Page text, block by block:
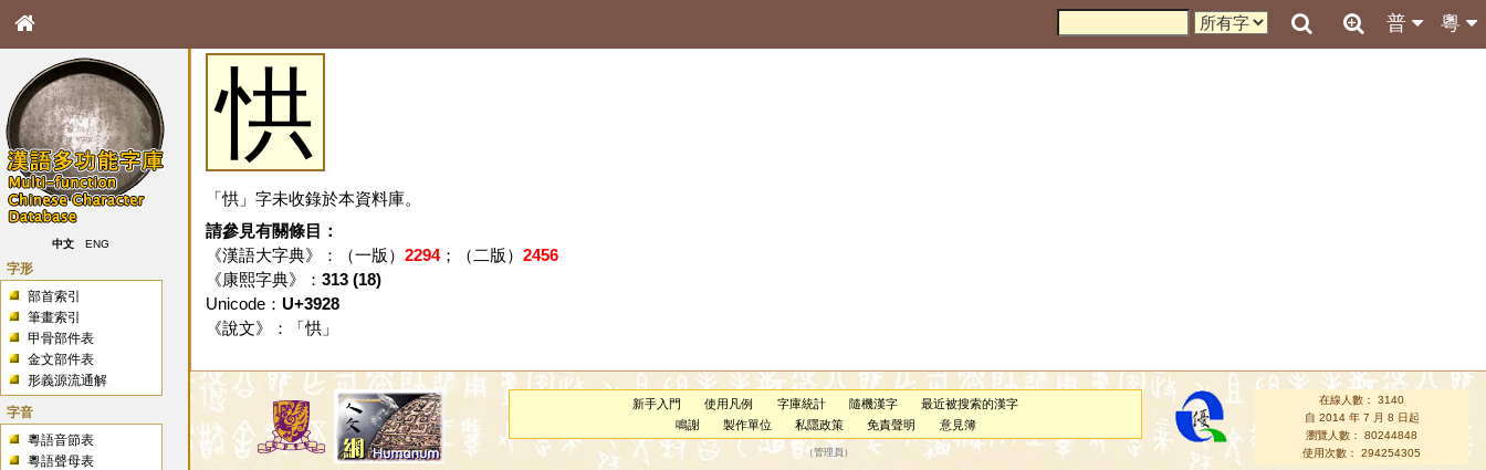
粵
普
中文 ENG
字形
部首索引
筆畫索引
甲骨部件表
金文部件表
形義源流通解
字音
粵語音節表
粵語聲母表
㤨
「㤨」字未收錄於本資料庫。
請參見有關條目：
《漢語大字典》：（一版） 2294；（二版） 2456
《康熙字典》： 313 (18)
Unicode： U+3928
《說文》：「 㤨」
新手入門 使用凡例 字庫統計 隨機漢字
最近被搜索的漢字
鳴謝
製作單位 私隱政策 免責聲明 意見簿
（管理員 ）
在線人數： 3140
自 2014 年 7 月 8 日起
瀏覽人數： 80244848
使用次數： 294254305